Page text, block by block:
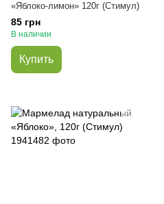
«Яблоко-лимон» 120г (Стимул)
85 грн
В наличии
Купить